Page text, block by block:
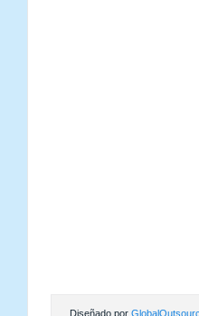
Diseñado por